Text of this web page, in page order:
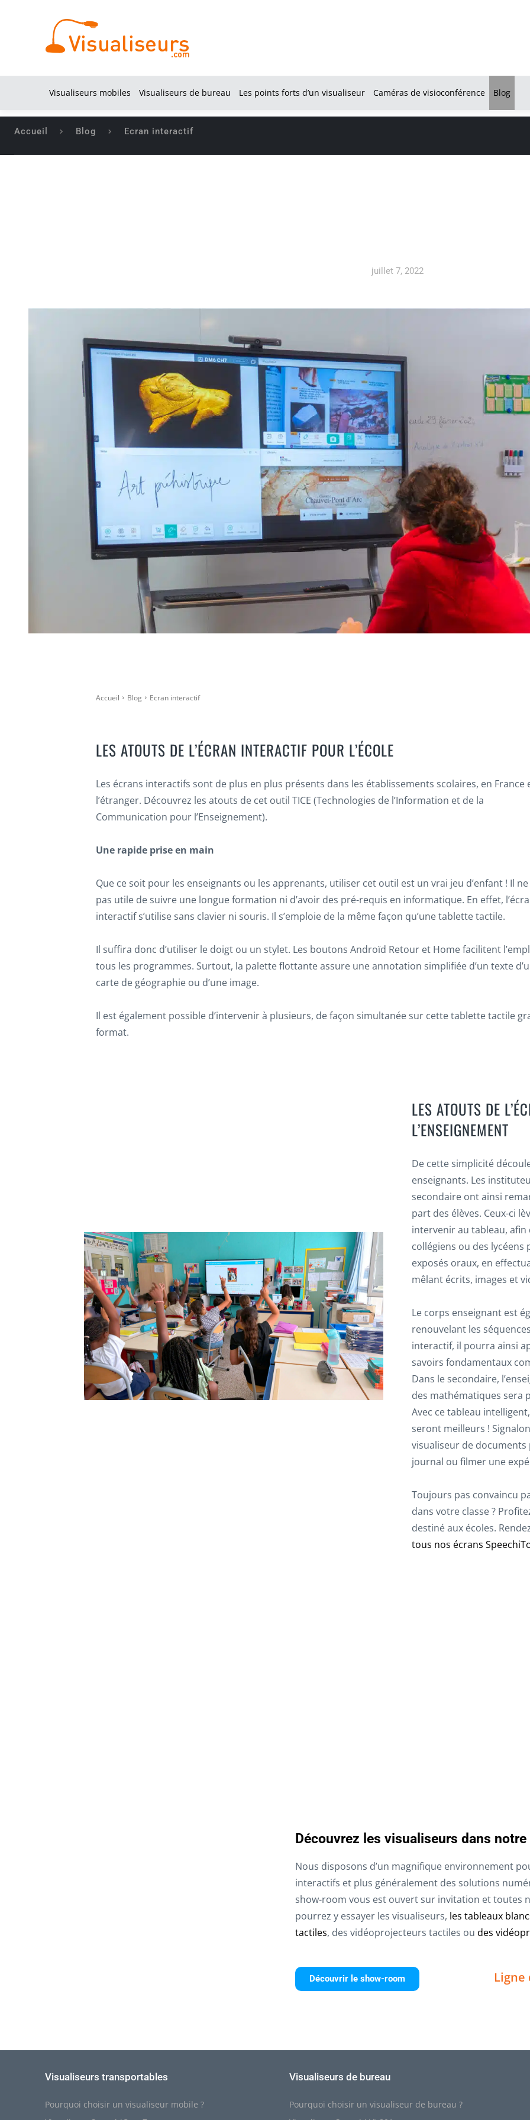
Visualiseurs mobiles Visualiseurs de bureau Les points forts d’un visualiseur Caméras de visioconférence Blog
Accueil Blog Ecran interactif
juillet 7, 2022
Accueil Blog Ecran interactif
LES ATOUTS DE L’ÉCRAN INTERACTIF POUR L’ÉCOLE
Les écrans interactifs sont de plus en plus présents dans les établissements scolaires, en France
l’étranger. Découvrez les atouts de cet outil TICE (Technologies de l’Information et de la
Communication pour l’Enseignement).
Une rapide prise en main
Que ce soit pour les enseignants ou les apprenants, utiliser cet outil est un vrai jeu d’enfant ! Il
pas utile de suivre une longue formation ni d’avoir des pré-requis en informatique. En effet,
interactif s’utilise sans clavier ni souris. Il s’emploie de la même façon qu’une tablette tactile.
Il suffira donc d’utiliser le doigt ou un stylet. Les boutons Androïd Retour et Home facilitent
tous les programmes. Surtout, la palette flottante assure une annotation simplifiée d’un texte
carte de géographie ou d’une image.
Il est également possible d’intervenir à plusieurs, de façon simultanée sur cette tablette tactile
format.
LES ATOUTS DE
L’ENSEIGNEMENT
De cette simplicité
enseignants. Les
secondaire ont ainsi
part des élèves. Ceux-ci
intervenir au tableau, afin
collégiens ou des
exposés oraux, en
mêlant écrits, images et
Le corps enseignant est
renouvelant les
interactif, il pourra ainsi
savoirs fondamentaux
Dans le secondaire,
des mathématiques sera
Avec ce tableau
seront meilleurs !
visualiseur de documents
journal ou filmer une
Toujours pas convaincu
dans votre classe ?
destiné aux écoles.
tous nos écrans
Découvrez les visualiseurs dans
Nous disposons d’un magnifique environnement
interactifs et plus généralement des solutions
show-room vous est ouvert sur invitation et toutes
pourrez y essayer les visualiseurs, les tableaux
tactiles, des vidéoprojecteurs tactiles oudes
Découvrir le show-room Ligne
Visualiseurs transportables
Pourquoi choisir un visualiseur mobile ?
Visualiseurs de bureau
Pourquoi choisir un visualiseur de bureau ?